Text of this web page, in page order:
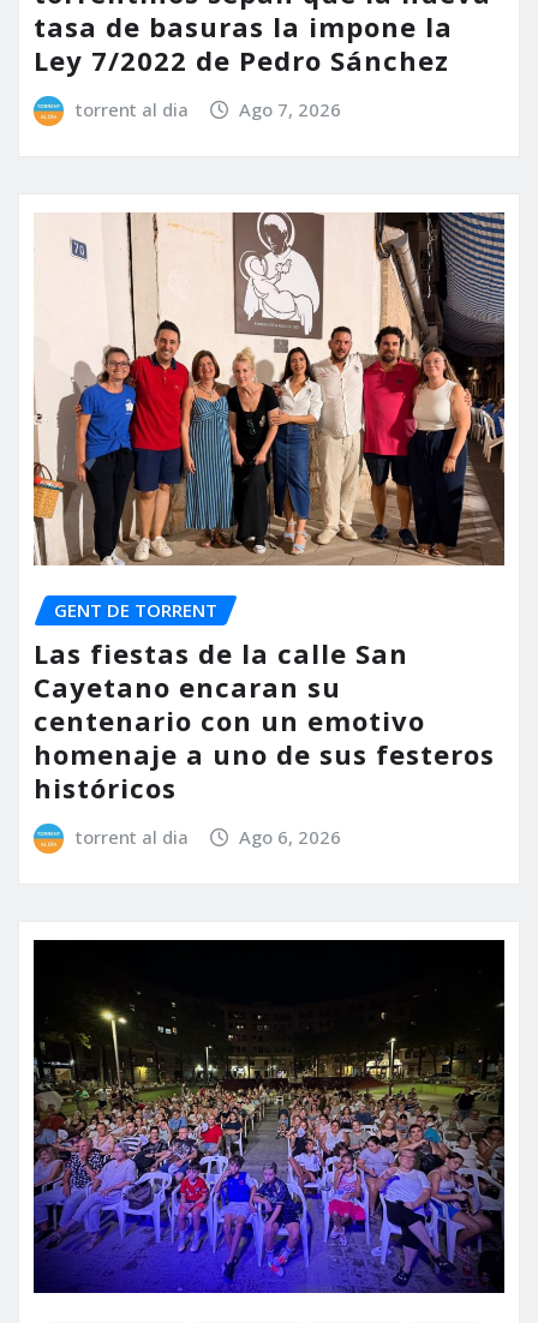
tasa de basuras la impone la
Ley 7/2022 de Pedro Sánchez
torrent al dia Ago 7, 2026
GENT DE TORRENT
Las fiestas de la calle San
Cayetano encaran su
centenario con un emotivo
homenaje a uno de sus festeros
históricos
torrent al dia Ago 6, 2026